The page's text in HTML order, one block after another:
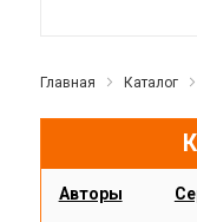
Главная Каталог
Авторы